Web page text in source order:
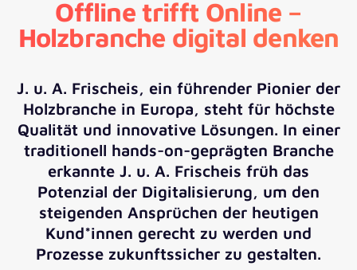
Offline trifft Online –
Holzbranche digital denken
J. u. A. Frischeis, ein führender Pionier der
Holzbranche in Europa, steht für höchste
Qualität und innovative Lösungen. In einer
traditionell hands-on-geprägten Branche
erkannte J. u. A. Frischeis früh das
Potenzial der Digitalisierung, um den
steigenden Ansprüchen der heutigen
Kund*innen gerecht zu werden und
Prozesse zukunftssicher zu gestalten.